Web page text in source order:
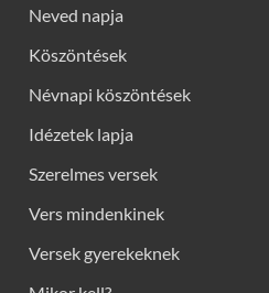
Neved napja
Köszöntések
Névnapi köszöntések
Idézetek lapja
Szerelmes versek
Vers mindenkinek
Versek gyerekeknek